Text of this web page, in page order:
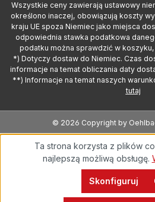
Wszystkie ceny zawierają ustawowy
określono inaczej, obowiązują koszty
kraju UE spoza Niemiec jako miejsca
odpowiednia stawka podatkowa
podatku można sprawdzić w
*) Dotyczy dostaw do Niemiec. Czas
informacje na temat obliczania daty
**) Informacje na temat naszych
tutaj
© 2026 Copyright by
Ta strona korzysta z plików
najlepszą możliwą obsługę.
Skonfiguruj